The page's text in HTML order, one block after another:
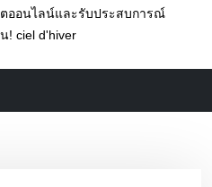
ตออนไลน์และรับประสบการณ์
! ciel d'hiver